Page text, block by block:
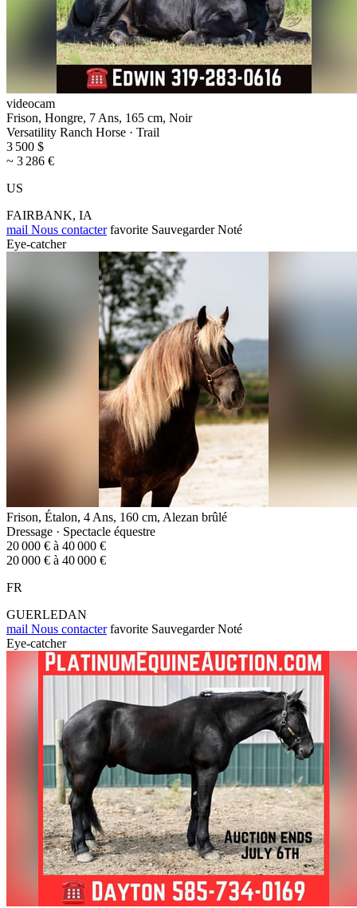
videocam
Frison, Hongre, 7 Ans, 165 cm, Noir
Versatility Ranch Horse · Trail
3 500 $
~ 3 286 €
US
FAIRBANK, IA
mail Nous contacter favorite Sauvegarder Noté
Eye-catcher
Frison, Étalon, 4 Ans, 160 cm, Alezan brûlé
Dressage · Spectacle équestre
20 000 € à 40 000 €
20 000 € à 40 000 €
FR
GUERLEDAN
mail Nous contacter favorite Sauvegarder Noté
Eye-catcher